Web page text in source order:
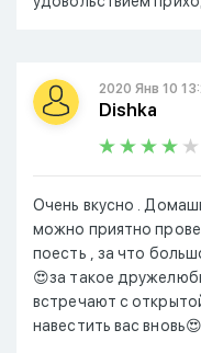
2020 Янв 10
Dishka
Очень вкусно .
можно приятно
поесть , за что
😍за такое
встречают с
навестить вас